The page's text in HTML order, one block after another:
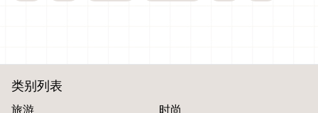
类别列表
旅游
时尚